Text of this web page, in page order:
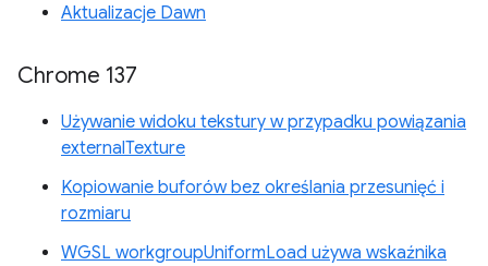
Aktualizacje Dawn
Chrome 137
Używanie widoku tekstury w przypadku powiązania
externalTexture
Kopiowanie buforów bez określania przesunięć i
rozmiaru
WGSL workgroupUniformLoad używa wskaźnika